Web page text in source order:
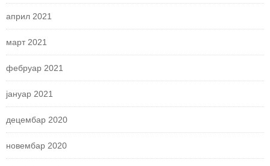
април 2021
март 2021
фебруар 2021
јануар 2021
децембар 2020
новембар 2020